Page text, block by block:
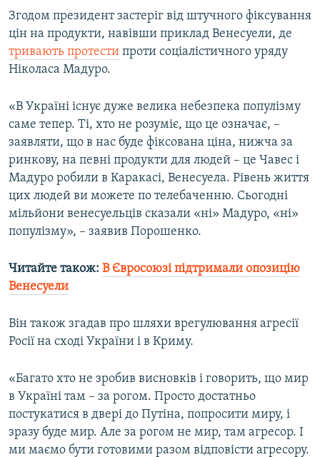
Згодом президент застеріг від штучного фіксування
цін на продукти, навівши приклад Венесуели, де
тривають протести проти соціалістичного уряду
Ніколаса Мадуро.
«В Україні існує дуже велика небезпека популізму
саме тепер. Ті, хто не розуміє, що це означає, –
заявляти, що в нас буде фіксована ціна, нижча за
ринкову, на певні продукти для людей – це Чавес і
Мадуро робили в Каракасі, Венесуела. Рівень життя
цих людей ви можете по телебаченню. Сьогодні
мільйони венесуельців сказали «ні» Мадуро, «ні»
популізму», – заявив Порошенко.
Читайте також: В Євросоюзі підтримали опозицію
Венесуели​
Він також згадав про шляхи врегулювання агресії
Росії на сході України і в Криму.
«Багато хто не зробив висновків і говорить, що мир
в Україні там – за рогом. Просто достатньо
постукатися в двері до Путіна, попросити миру, і
зразу буде мир. Але за рогом не мир, там агресор. І
ми маємо бути готовими разом відповісти агресору.